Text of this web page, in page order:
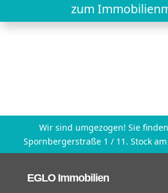
zum
EGLO Immobilien
Wir sind umgezogen! Sie
Spornbergerstraße 1 / 11. Stock